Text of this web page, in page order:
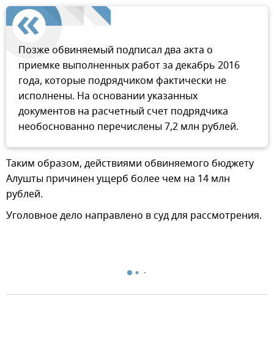
Позже обвиняемый подписал два акта о
приемке выполненных работ за декабрь 2016
года, которые подрядчиком фактически не
исполнены. На основании указанных
документов на расчетный счет подрядчика
необоснованно перечислены 7,2 млн рублей.
Таким образом, действиями обвиняемого бюджету
Алушты причинен ущерб более чем на 14 млн
рублей.
Уголовное дело направлено в суд для рассмотрения.